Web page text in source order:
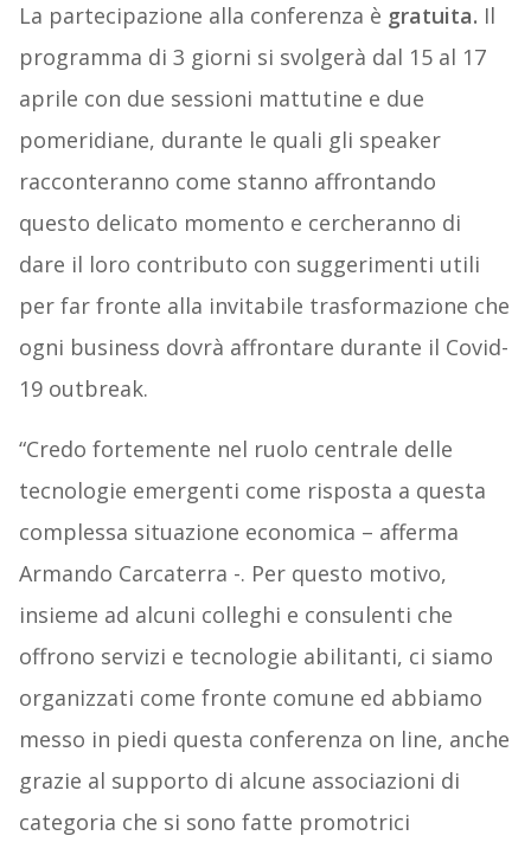
La partecipazione alla conferenza è gratuita. Il
programma di 3 giorni si svolgerà dal 15 al 17
aprile con due sessioni mattutine e due
pomeridiane, durante le quali gli speaker
racconteranno come stanno affrontando
questo delicato momento e cercheranno di
dare il loro contributo con suggerimenti utili
per far fronte alla invitabile trasformazione che
ogni business dovrà affrontare durante il Covid-
19 outbreak.
“Credo fortemente nel ruolo centrale delle
tecnologie emergenti come risposta a questa
complessa situazione economica – afferma
Armando Carcaterra -. Per questo motivo,
insieme ad alcuni colleghi e consulenti che
offrono servizi e tecnologie abilitanti, ci siamo
organizzati come fronte comune ed abbiamo
messo in piedi questa conferenza on line, anche
grazie al supporto di alcune associazioni di
categoria che si sono fatte promotrici